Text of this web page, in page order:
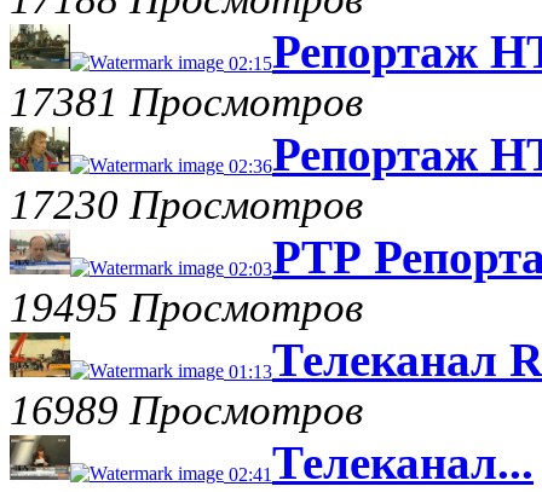
02:15Репортаж
17381 Просмотров
02:36Репортаж
17230 Просмотров
02:03РТР
19495 Просмотров
01:13Телеканал
16989 Просмотров
02:41Телеканал...